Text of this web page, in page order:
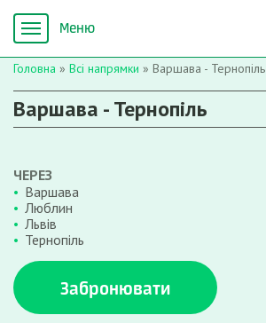
Головна » Всі напрямки » Варшава - Тернопіль
Варшава - Тернопіль
ЧЕРЕЗ
Варшава
Люблин
Львів
Тернопіль
Забронювати